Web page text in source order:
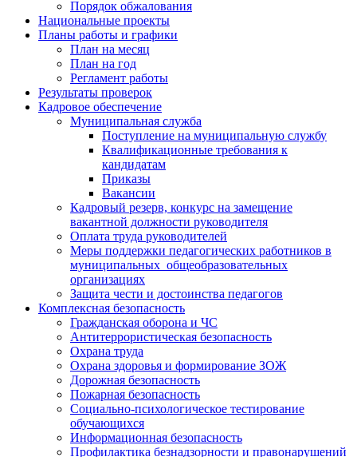
Порядок обжалования
Национальные проекты
Планы работы и графики
План на месяц
План на год
Регламент работы
Результаты проверок
Кадровое обеспечение
Муниципальная служба
Поступление на муниципальную службу
Квалификационные требования к
кандидатам
Приказы
Вакансии
Кадровый резерв, конкурс на замещение
вакантной должности руководителя
Оплата труда руководителей
Меры поддержки педагогических работников в
муниципальных общеобразовательных
организациях
Защита чести и достоинства педагогов
Комплексная безопасность
Гражданская оборона и ЧС
Антитеррористическая безопасность
Охрана труда
Охрана здоровья и формирование ЗОЖ
Дорожная безопасность
Пожарная безопасность
Социально-психологическое тестирование
обучающихся
Информационная безопасность
Профилактика безнадзорности и правонарушений